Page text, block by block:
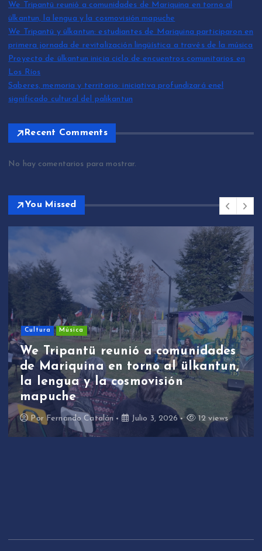
We Tripantü reunió a comunidades de Mariquina en torno al
ülkantun, la lengua y la cosmovisión mapuche
We Tripantü y ülkantun: estudiantes de Mariquina participaron en
primera jornada de revitalización lingüística a través de la música
Proyecto de ülkantun inicia ciclo de encuentros comunitarios en
Los Ríos
Saberes, memoria y territorio: iniciativa profundizará enel
significado cultural del palikantun
Recent Comments
No hay comentarios para mostrar.
You Missed
Cultura Música
We Tripantü reunió a comunidades
de Mariquina en torno al ülkantun,
la lengua y la cosmovisión
mapuche
Por Fernando Catalán Julio 3, 2026 12 views